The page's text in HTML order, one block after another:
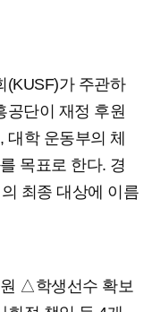
(KUSF)가 주관하
공단이 재정 후원
대학 운동부의 체
목표로 한다. 경
최종 대상에 이름
△학생선수 확보